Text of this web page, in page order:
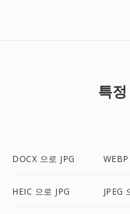
특
DOCX 으로 JPG
HEIC 으로 JPG JPEG